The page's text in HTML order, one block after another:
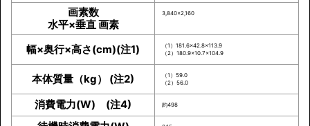
画素数
水平×垂直 画素
3,840×2,160
幅×奥行×高さ(cm)(注1)
（1）181.6×42.8×113.9
（2）180.9×10.7×104.9
本体質量（kg） (注2)
（1）59.0
（2）56.0
消費電力(W) (注4) 約498